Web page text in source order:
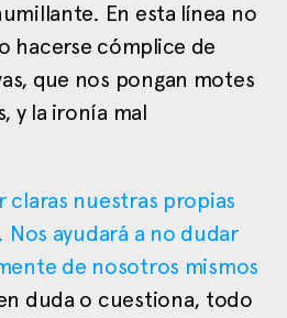
En esta línea no
hacerse cómplice de
que nos pongan motes
y la ironía mal
claras nuestras propias
Nos ayudará a no dudar
de nosotros mismos
duda o cuestiona, todo